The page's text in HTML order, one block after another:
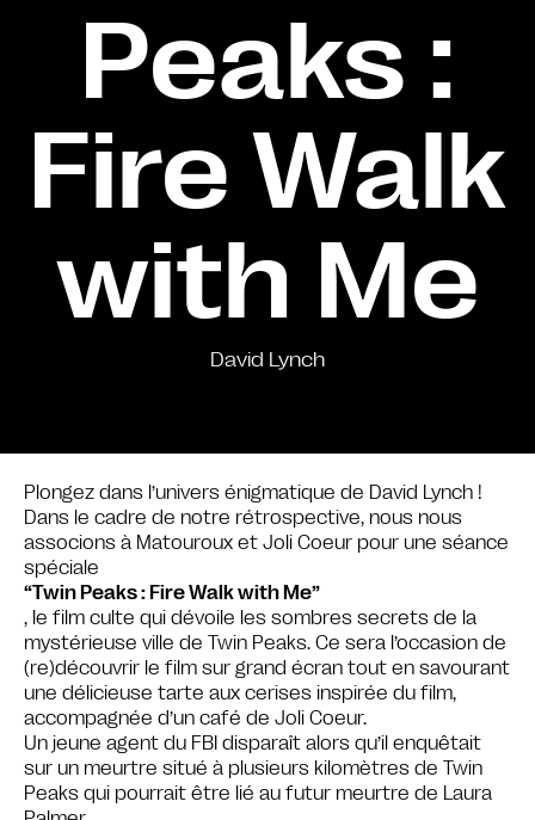
Peaks :
Fire Walk
with Me
David Lynch
Plongez dans l’univers énigmatique de David Lynch !
Dans le cadre de notre rétrospective, nous nous
associons à Matouroux et Joli Coeur pour une séance
spéciale
“Twin Peaks : Fire Walk with Me”
, le film culte qui dévoile les sombres secrets de la
mystérieuse ville de Twin Peaks. Ce sera l’occasion de
(re)découvrir le film sur grand écran tout en savourant
une délicieuse tarte aux cerises inspirée du film,
accompagnée d’un café de Joli Coeur.
Un jeune agent du FBI disparaît alors qu’il enquêtait
sur un meurtre situé à plusieurs kilomètres de Twin
Peaks qui pourrait être lié au futur meurtre de Laura